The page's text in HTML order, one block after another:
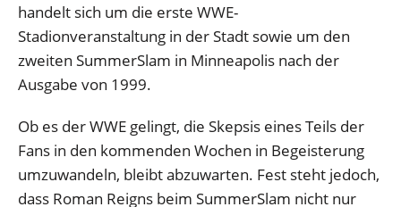
handelt sich um die erste WWE-
Stadionveranstaltung in der Stadt sowie um den
zweiten SummerSlam in Minneapolis nach der
Ausgabe von 1999.
Ob es der WWE gelingt, die Skepsis eines Teils der
Fans in den kommenden Wochen in Begeisterung
umzuwandeln, bleibt abzuwarten. Fest steht jedoch,
dass Roman Reigns beim SummerSlam nicht nur